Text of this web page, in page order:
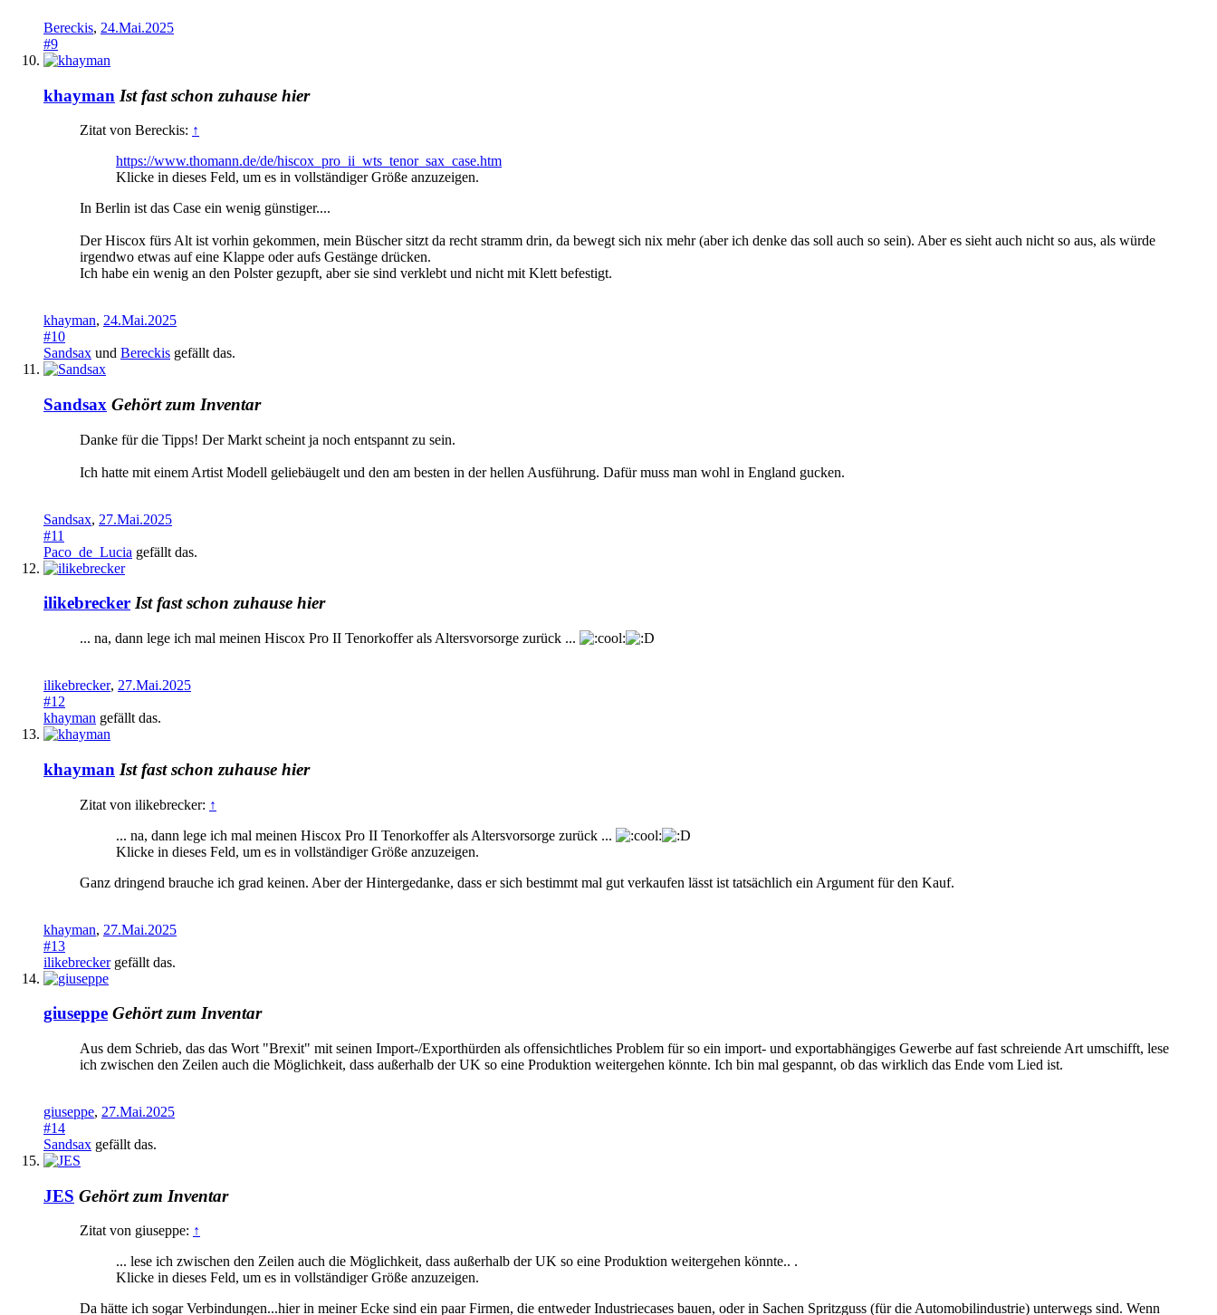
Bereckis, 24.Mai.2025
#9
khayman Ist fast schon zuhause hier
Zitat von Bereckis: ↑
https://www.thomann.de/de/hiscox_pro_ii_wts_tenor_sax_case.htm
Klicke in dieses Feld, um es in vollständiger Größe anzuzeigen.
In Berlin ist das Case ein wenig günstiger....
Der Hiscox fürs Alt ist vorhin gekommen, mein Büscher sitzt da recht stramm drin, da bewegt sich nix mehr (aber ich denke das soll auch so sein). Aber es sieht auch nicht so aus, als würde
irgendwo etwas auf eine Klappe oder aufs Gestänge drücken.
Ich habe ein wenig an den Polster gezupft, aber sie sind verklebt und nicht mit Klett befestigt.
khayman, 24.Mai.2025
#10
Sandsax und Bereckis gefällt das.
Sandsax Gehört zum Inventar
Danke für die Tipps! Der Markt scheint ja noch entspannt zu sein.
Ich hatte mit einem Artist Modell geliebäugelt und den am besten in der hellen Ausführung. Dafür muss man wohl in England gucken.
Sandsax, 27.Mai.2025
#11
Paco_de_Lucia gefällt das.
ilikebrecker Ist fast schon zuhause hier
... na, dann lege ich mal meinen Hiscox Pro II Tenorkoffer als Altersvorsorge zurück ...
ilikebrecker, 27.Mai.2025
#12
khayman gefällt das.
khayman Ist fast schon zuhause hier
Zitat von ilikebrecker: ↑
... na, dann lege ich mal meinen Hiscox Pro II Tenorkoffer als Altersvorsorge zurück ...
Klicke in dieses Feld, um es in vollständiger Größe anzuzeigen.
Ganz dringend brauche ich grad keinen. Aber der Hintergedanke, dass er sich bestimmt mal gut verkaufen lässt ist tatsächlich ein Argument für den Kauf.
khayman, 27.Mai.2025
#13
ilikebreckergefällt das.
giuseppe Gehört zum Inventar
Aus dem Schrieb, das das Wort "Brexit" mit seinen Import-/Exporthürden als offensichtliches Problem für so ein import- und exportabhängiges Gewerbe auf fast schreiende Art umschifft, lese
ich zwischen den Zeilen auch die Möglichkeit, dass außerhalb der UK so eine Produktion weitergehen könnte. Ich bin mal gespannt, ob das wirklich das Ende vom Lied ist.
giuseppe, 27.Mai.2025
#14
Sandsax gefällt das.
JES Gehört zum Inventar
Zitat von giuseppe: ↑
... lese ich zwischen den Zeilen auch die Möglichkeit, dass außerhalb der UK so eine Produktion weitergehen könnte.. .
Klicke in dieses Feld, um es in vollständiger Größe anzuzeigen.
Da hätte ich sogar Verbindungen...hier in meiner Ecke sind ein paar Firmen, die entweder Industriecases bauen, oder in Sachen Spritzguss (für die Automobilindustrie) unterwegs sind. Wenn